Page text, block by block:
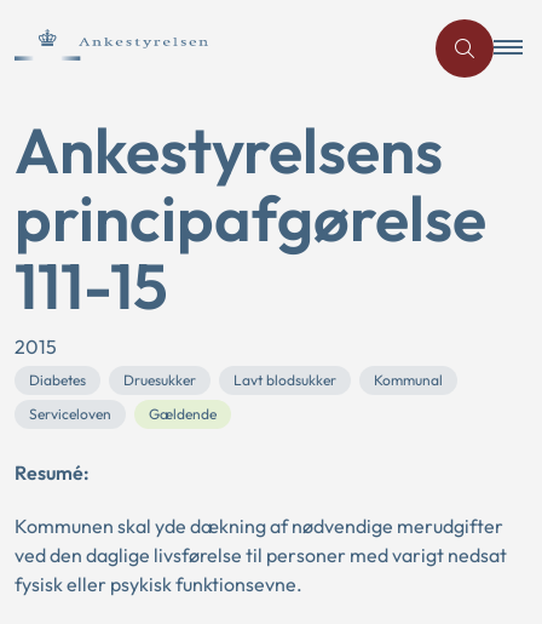
Ankestyrelsens
principafgørelse
111-15
2015
Diabetes Druesukker Lavt blodsukker
Kommunal
Serviceloven
Gældende
Resumé:
Kommunen skal yde dækning af nødvendige merudgifter
ved den daglige livsførelse til personer med varigt nedsat
fysisk eller psykisk funktionsevne.